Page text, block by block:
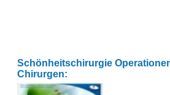
Schönheitschirurgie
Chirurgen: